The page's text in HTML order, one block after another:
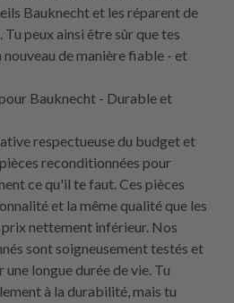
Bauknecht et les réparent de
peux ainsi être sûr que tes
de manière fiable - et
Bauknecht - Durable et
respectueuse du budget et
reconditionnées pour
ce qu'il te faut. Ces pièces
et la même qualité que les
prix nettement inférieur. Nos
sont soigneusement testés et
longue durée de vie. Tu
à la durabilité, mais tu